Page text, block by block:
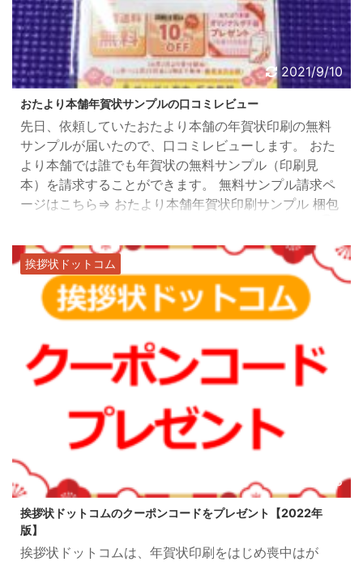
2021/9/10
おたより本舗年賀状サンプルの口コミレビュー
先日、依頼していたおたより本舗の年賀状印刷の無料
サンプルが届いたので、口コミレビューします。 おた
より本舗では誰でも年賀状の無料サンプル（印刷見
本）を請求することができます。 無料サンプル請求ペ
ージはこちら⇒ おたより本舗年賀状印刷サンプル 梱包
案内&お礼状 ②年賀状印刷サンプル【直接印刷】 ③
年賀状印刷サンプル【プレミアム写真仕上げ】 ④年賀
状印刷サンプル【光沢仕上げ】 案内&お礼状 案内状？
の表面です。今年のおたより本舗のサービス案内 ...
挨拶状ドットコム
2021/10/8
挨拶状ドットコムのクーポンコードをプレゼント【2022年
版】
挨拶状ドットコムは、年賀状印刷をはじめ喪中はが